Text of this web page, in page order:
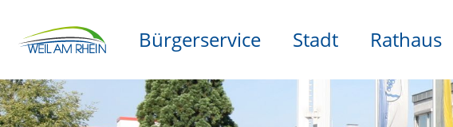
Bürgerservice Stadt Rathaus